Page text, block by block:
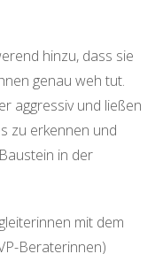
hinzu, dass sie
genau weh tut.
aggressiv und ließen
zu erkennen und
in der
mit dem
Beraterinnen)